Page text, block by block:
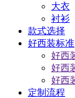
大衣
衬衫
款式选择
好西装标准
好西
好西
好西
定制流程